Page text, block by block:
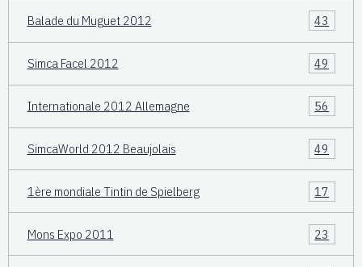
Balade du Muguet 2012 43
Simca Facel 2012 49
Internationale 2012 Allemagne 56
SimcaWorld 2012 Beaujolais 49
1ère mondiale Tintin de Spielberg 17
Mons Expo 2011 23